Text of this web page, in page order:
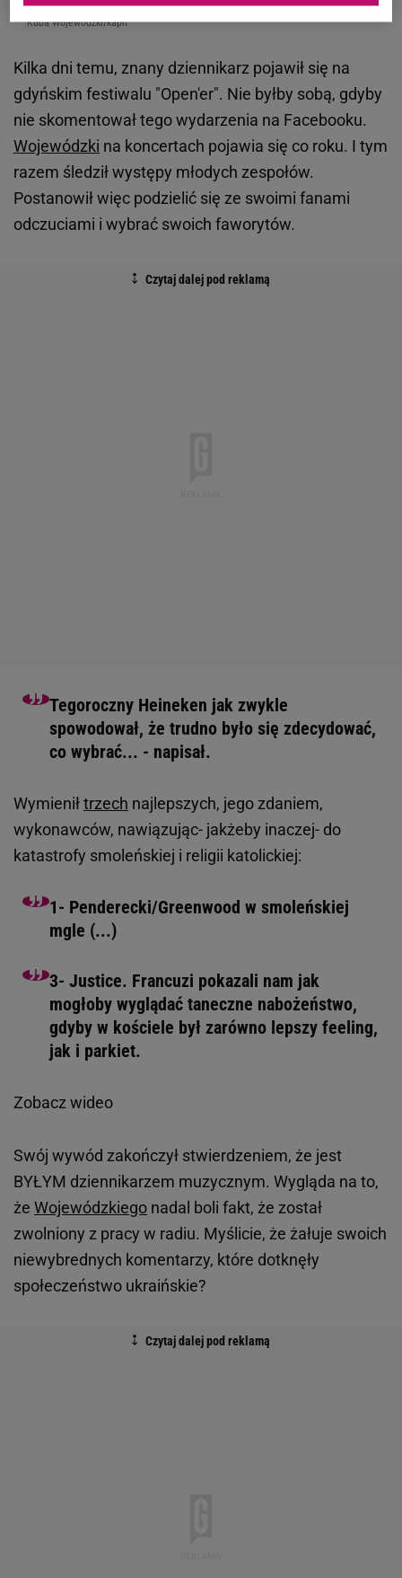
Kuba Wojewódzki/kapif
Kilka dni temu, znany dziennikarz pojawił się na
gdyńskim festiwalu "Open'er". Nie byłby sobą, gdyby
nie skomentował tego wydarzenia na Facebooku.
Wojewódzki na koncertach pojawia się co roku. I tym
razem śledził występy młodych zespołów.
Postanowił więc podzielić się ze swoimi fanami
odczuciami i wybrać swoich faworytów.
Tegoroczny Heineken jak zwykle
spowodował, że trudno było się zdecydować,
co wybrać... - napisał.
Wymieniłtrzech najlepszych, jego zdaniem,
wykonawców, nawiązując- jakżeby inaczej- do
katastrofy smoleńskiej i religii katolickiej:
1- Penderecki/Greenwood w smoleńskiej
mgle (...)
3- Justice. Francuzi pokazali nam jak
mogłoby wyglądać taneczne nabożeństwo,
gdyby w kościele był zarówno lepszy feeling,
jak i parkiet.
Zobacz wideo
Swój wywód zakończył stwierdzeniem, że jest
BYŁYM dziennikarzem muzycznym. Wygląda na to,
że Wojewódzkiego nadal boli fakt, że został
zwolniony z pracy w radiu. Myślicie, że żałuje swoich
niewybrednych komentarzy, które dotknęły
społeczeństwo ukraińskie?